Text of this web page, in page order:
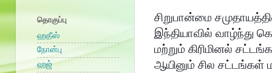
சிறுபான்மை
இந்தியாவில் வாழ்ந்து
மற்றும் கிரிமினல்
ஆயினும் சில சட்டங்கள்
தொகுப்பு
ஹதீஸ்
நோன்பு
ஹஜ்